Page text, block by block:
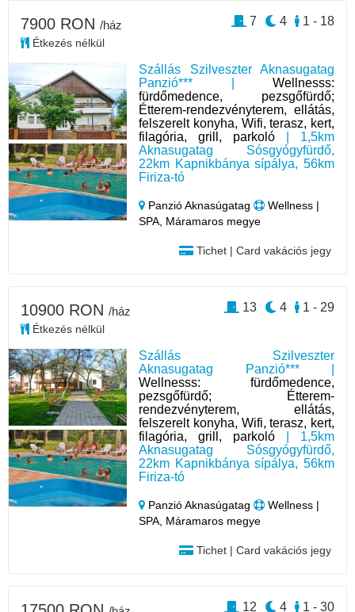
Szállás Szilveszter Aknasugatag
Panzió*** | Wellnesss:
fürdőmedence, pezsgőfürdő;
Étterem-rendezvényterem, ellátás,
felszerelt konyha, Wifi, terasz, kert,
filagória, grill, parkoló | 1,5km
Aknasugatag Sósgyógyfürdő,
22km Kapnikbánya sípálya, 56km
Firiza-tó
Panzió Aknasúgatag
Wellness |
SPA, Máramaros megye
Tichet | Card vakációs jegy
7900 RON /ház
Étkezés nélkül
1 - 18
4
7
Szállás Szilveszter
Aknasugatag Panzió*** |
Wellnesss: fürdőmedence,
pezsgőfürdő; Étterem-
rendezvényterem, ellátás,
felszerelt konyha, Wifi, terasz, kert,
filagória, grill, parkoló | 1,5km
Aknasugatag Sósgyógyfürdő,
22km Kapnikbánya sípálya, 56km
Firiza-tó
Panzió Aknasúgatag
Wellness |
SPA, Máramaros megye
Tichet | Card vakációs jegy
10900 RON /ház
Étkezés nélkül
1 - 29
4
13
1 - 30
4
12